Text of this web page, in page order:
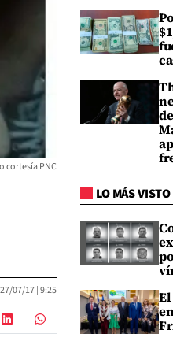
cortesía PNC
27/07/17 |9:25
LO MÁS